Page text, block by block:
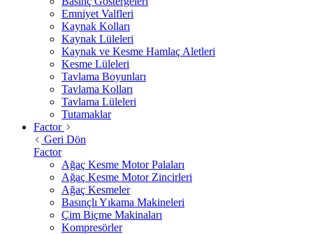
Emniyet Valfleri
Kaynak Kolları
Kaynak Lüleleri
Kaynak ve Kesme Hamlaç Aletleri
Kesme Lüleleri
Tavlama Boyunları
Tavlama Kolları
Tavlama Lüleleri
Tutamaklar
Factor
Geri Dön
Factor
Ağaç Kesme Motor Palaları
Ağaç Kesme Motor Zincirleri
Ağaç Kesmeler
Basınçlı Yıkama Makineleri
Çim Biçme Makinaları
Kompresörler